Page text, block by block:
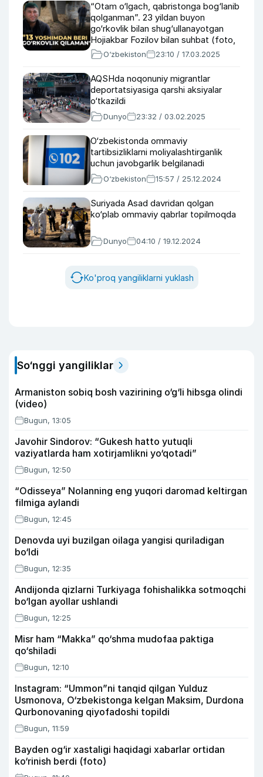
“Otam o‘lgach, qabristonga bog‘lanib
qolganman”. 23 yildan buyon
go‘rkovlik bilan shug‘ullanayotgan
Hojiakbar Fozilov bilan suhbat (foto,
video)O‘zbekiston 23:10 / 17.03.2025
AQSHda noqonuniy migrantlar
deportatsiyasiga qarshi aksiyalar
o‘tkazildi
Dunyo 23:32 / 03.02.2025
O‘zbekistonda ommaviy
tartibsizliklarni moliyalashtirganlik
uchun javobgarlik belgilanadi
O‘zbekiston 15:57 / 25.12.2024
Suriyada Asad davridan qolgan
ko‘plab ommaviy qabrlar topilmoqda
Dunyo 04:10 / 19.12.2024
Ko'proq yangiliklarni yuklash
So‘nggi yangiliklar
Armaniston sobiq bosh vazirining o‘g‘li hibsga olindi
(video)
Bugun, 13:05
Javohir Sindorov: “Gukesh hatto yutuqli
vaziyatlarda ham xotirjamlikni yo‘qotadi”
Bugun, 12:50
“Odisseya” Nolanning eng yuqori daromad keltirgan
filmiga aylandi
Bugun, 12:45
Denovda uyi buzilgan oilaga yangisi quriladigan
bo‘ldi
Bugun, 12:35
Andijonda qizlarni Turkiyaga fohishalikka sotmoqchi
bo‘lgan ayollar ushlandi
Bugun, 12:25
Misr ham “Makka” qo‘shma mudofaa paktiga
qo‘shiladi
Bugun, 12:10
Instagram: “Ummon”ni tanqid qilgan Yulduz
Usmonova, O‘zbekistonga kelgan Maksim, Durdona
Qurbonovaning qiyofadoshi topildi
Bugun, 11:59
Bayden og‘ir xastaligi haqidagi xabarlar ortidan
ko‘rinish berdi (foto)